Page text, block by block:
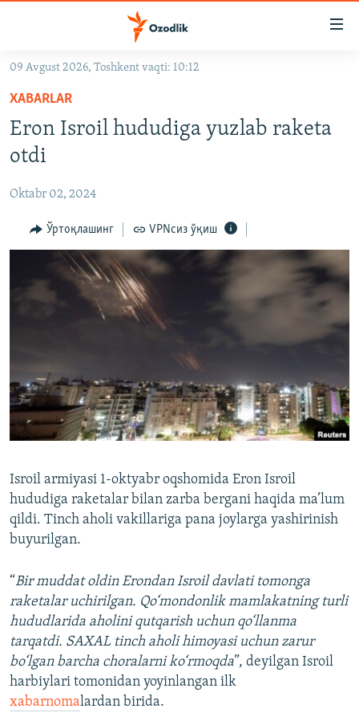
Асосий
навигацияга
ўтинг
Қидиришга
OZODARXIV
На русском
ИЖТИМОИЙ ТАРМОҚЛАР
Озодлик бошқа тилларда
09 Avgust 2026, Toshkent vaqti: 10:12
XABARLAR
Eron Isroil hududiga yuzlab raketa
otdi
Oktabr 02, 2024
Ўртоқлашинг VPNсиз ўқиш
Isroil armiyasi 1-oktyabr oqshomida Eron Isroil
hududiga raketalar bilan zarba bergani haqida ma’lum
qildi. Tinch aholi vakillariga pana joylarga yashirinish
buyurilgan.
“Bir muddat oldin Erondan Isroil davlati tomonga
raketalar uchirilgan. Qo‘mondonlik mamlakatning turli
hududlarida aholini qutqarish uchun qo‘llanma
tarqatdi. SAXAL tinch aholi himoyasi uchun zarur
bo‘lgan barcha choralarni ko‘rmoqda”, deyilgan Isroil
harbiylari tomonidan yoyinlangan ilk
xabarnomalardan birida.